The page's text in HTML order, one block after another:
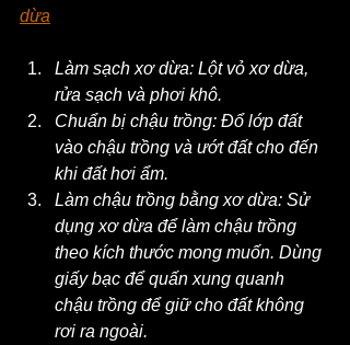
dừa
Làm sạch xơ dừa: Lột vỏ xơ dừa,
rửa sạch và phơi khô.
Chuẩn bị chậu trồng: Đổ lớp đất
vào chậu trồng và ướt đất cho đến
khi đất hơi ẩm.
Làm chậu trồng bằng xơ dừa: Sử
dụng xơ dừa để làm chậu trồng
theo kích thước mong muốn. Dùng
giấy bạc để quấn xung quanh
chậu trồng để giữ cho đất không
rơi ra ngoài.